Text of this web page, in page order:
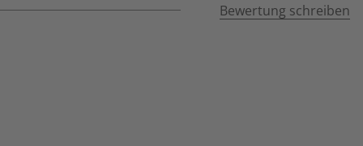
Bewertung schreiben